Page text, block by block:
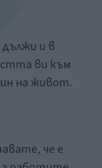
и в
ви към
на живот.
че е